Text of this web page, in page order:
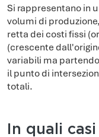
Si rappresentano in
volumi di
retta dei costi fissi
(crescente
variabili ma
il punto di
totali.
In quali